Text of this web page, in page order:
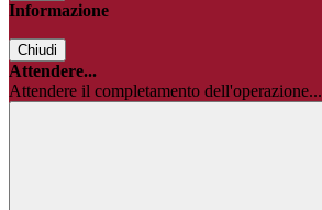
Informazione
Chiudi
Attendere...
Attendere il completamento dell'operazione...